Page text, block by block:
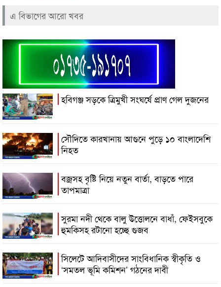
এ বিভাগের আরো খবর
হবিগঞ্জ সড়কে ত্রিমুখী সংঘর্ষে প্রাণ গেল দুজনের
সৌদিতে কারখানায় আগুনে পুড়ে ১০ বাংলাদেশি
নিহত
বজ্রসহ বৃষ্টি নিয়ে নতুন বার্তা, বাড়তে পারে
তাপমাত্রা
সুরমা নদী থেকে বালু উত্তোলনে বাধাঁ, ফেইসবুকে
হুমকিসহ রটানো হচ্ছে গুজব
সিলেটে আদিবাসীদের সাংবিধানিক স্বীকৃতি ও
‘সমতল ভূমি কমিশন’ গঠনের দাবী